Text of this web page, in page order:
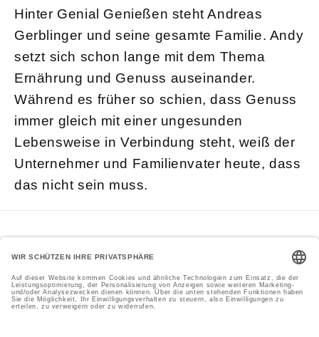
Hinter Genial Genießen steht Andreas
Gerblinger und seine gesamte Familie. Andy
setzt sich schon lange mit dem Thema
Ernährung und Genuss auseinander.
Während es früher so schien, dass Genuss
immer gleich mit einer ungesunden
Lebensweise in Verbindung steht, weiß der
Unternehmer und Familienvater heute, dass
das nicht sein muss.
FacebookInstagram
Zahlungsmethoden